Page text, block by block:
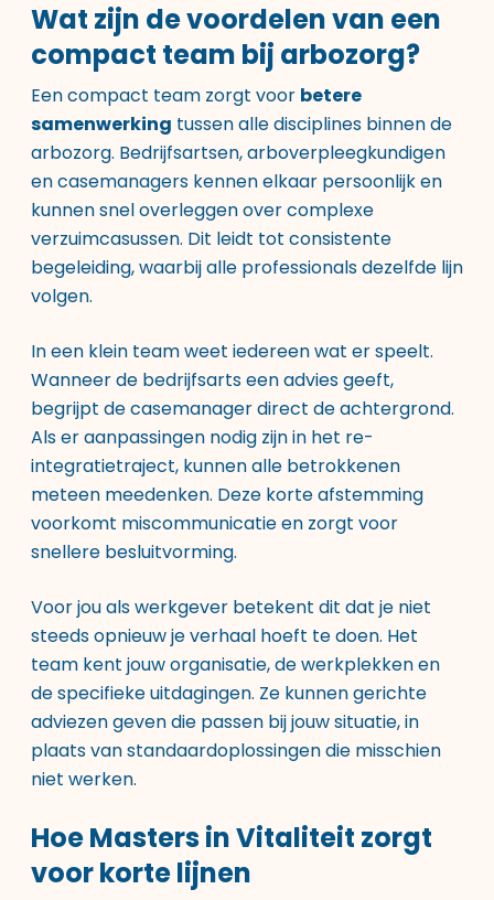
Wat zijn de voordelen van een
compact team bij arbozorg?
Een compact team zorgt voor betere
samenwerking tussen alle disciplines binnen de
arbozorg. Bedrijfsartsen, arboverpleegkundigen
en casemanagers kennen elkaar persoonlijk en
kunnen snel overleggen over complexe
verzuimcasussen. Dit leidt tot consistente
begeleiding, waarbij alle professionals dezelfde lijn
volgen.
In een klein team weet iedereen wat er speelt.
Wanneer de bedrijfsarts een advies geeft,
begrijpt de casemanager direct de achtergrond.
Als er aanpassingen nodig zijn in het re-
integratietraject, kunnen alle betrokkenen
meteen meedenken. Deze korte afstemming
voorkomt miscommunicatie en zorgt voor
snellere besluitvorming.
Voor jou als werkgever betekent dit dat je niet
steeds opnieuw je verhaal hoeft te doen. Het
team kent jouw organisatie, de werkplekken en
de specifieke uitdagingen. Ze kunnen gerichte
adviezen geven die passen bij jouw situatie, in
plaats van standaardoplossingen die misschien
niet werken.
Hoe Masters in Vitaliteit zorgt
voor korte lijnen